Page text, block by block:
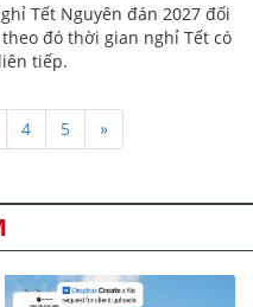
Tết Nguyên đán 2027 đối
đó thời gian nghỉ Tết có
tiếp.
4 5 »